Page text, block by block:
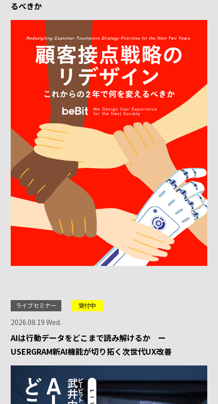
るべきか
ライブセミナー 受付中
2026.08.19 Wed.
AIは行動データをどこまで読み解けるか ー
USERGRAM新AI機能が切り拓く次世代UX改善